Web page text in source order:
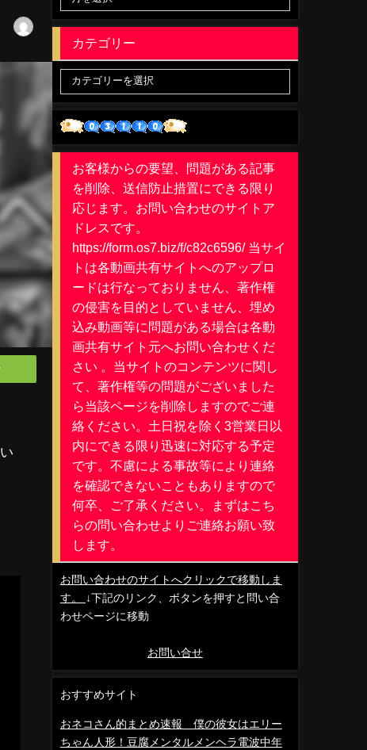
カテゴリー
お客様からの要望、問題がある記事
を削除、送信防止措置にできる限り
応じます。お問い合わせのサイトア
ドレスです。
https://form.os7.biz/f/c82c6596/ 当サイ
トは各動画共有サイトへのアップロ
ードは行なっておりません、著作権
の侵害を目的としていません、埋め
込み動画等に問題がある場合は各動
画共有サイト元へお問い合わせくだ
さい 。当サイトのコンテンツに関し
て、著作権等の問題がございました
ら当該ページを削除しますのでご連
絡ください。土日祝を除く3営業日以
内にできる限り迅速に対応する予定
です。不慮による事故等により連絡
を確認できないこともありますので
何卒、ご了承ください。まずはこち
らの問い合わせよりご連絡お願い致
します。
お問い合わせのサイトへクリックで移動しま
す。
↓下記のリンク、ボタンを押すと問い合
わせページに移動
お問い合せ
おすすめサイト
おネコさん的まとめ速報 僕の彼女はエリー
ちゃん人形！豆腐メンタルメンヘラ電波中年